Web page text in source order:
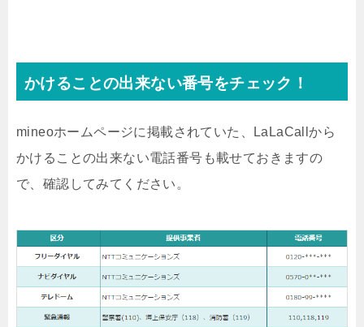
かけることの出来ない番号をチェック！
mineoホームページに掲載されていた、LaLaCallから
かけることの出来ない電話番号も載せておきますの
で、確認してみてください。